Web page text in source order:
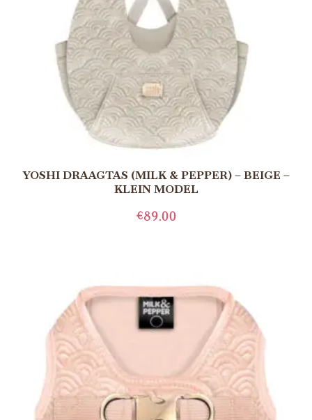
YOSHI DRAAGTAS (MILK & PEPPER) – BEIGE –
KLEIN MODEL
€89.00